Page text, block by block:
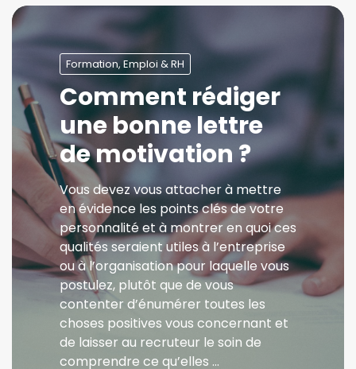
Formation, Emploi & RH
Comment rédiger
une bonne lettre
de motivation ?
Vous devez vous attacher à mettre
en évidence les points clés de votre
personnalité et à montrer en quoi ces
qualités seraient utiles à l’entreprise
ou à l’organisation pour laquelle vous
postulez, plutôt que de vous
contenter d’énumérer toutes les
choses positives vous concernant et
de laisser au recruteur le soin de
comprendre ce qu’elles …